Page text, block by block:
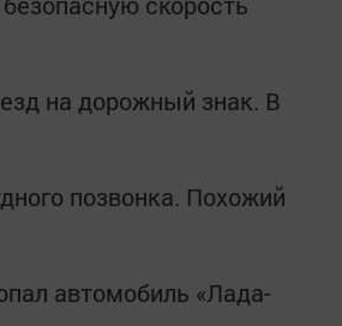
на дорожный знак. В
позвонка. Похожий
автомобиль «Лада-